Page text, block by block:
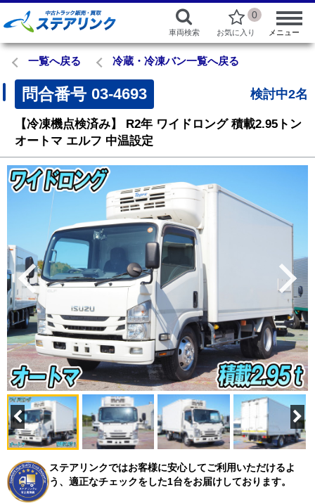
車両検索
0
お気に入り メニュー
一覧へ戻る 冷蔵・冷凍バン一覧へ戻る
問合番号 03-4693 検討中2名
【冷凍機点検済み】 R2年 ワイドロング 積載2.95トン
オートマ エルフ 中温設定
ステアリンクではお客様に安心してご利用いただけるよ
う、適正なチェックをした1台をお届けしております。